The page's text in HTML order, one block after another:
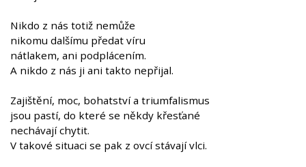
Nikdo z nás totiž nemůže
nikomu dalšímu předat víru
nátlakem, ani podplácením.
A nikdo z nás ji ani takto nepřijal.
Zajištění, moc, bohatství a triumfalismus
jsou pastí, do které se někdy křesťané
nechávají chytit.
V takové situaci se pak z ovcí stávají vlci.